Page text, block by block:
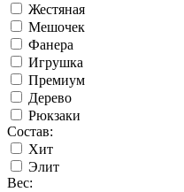
Жестяная
Мешочек
Фанера
Игрушка
Премиум
Дерево
Рюкзаки
Состав:
Хит
Элит
Вес: